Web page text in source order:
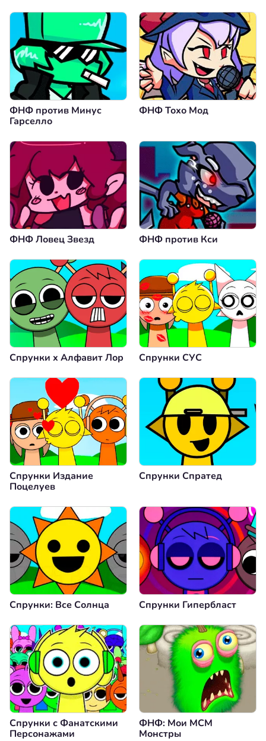
ФНФ против Минус
Гарселло
ФНФ Тохо Мод
ФНФ Ловец Звезд ФНФ против Кси
Спрунки x Алфавит Лор Спрунки СУС
Спрунки Издание
Поцелуев
Спрунки Спратед
Спрунки: Все Солнца Спрунки Гипербласт
Спрунки с Фанатскими
Персонажами
ФНФ: Мои МСМ
Монстры